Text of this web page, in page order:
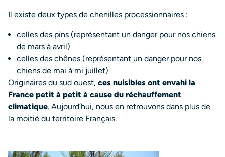
Il existe deux types de chenilles processionnaires :
celles des pins (représentant un danger pour nos chiens
de mars à avril)
celles des chênes (représentant un danger pour nos
chiens de mai à mi juillet)
Originaires du sud ouest, ces nuisibles ont envahi la
France petit à petit à cause du réchauffement
climatique. Aujourd’hui, nous en retrouvons dans plus de
la moitié du territoire Français.